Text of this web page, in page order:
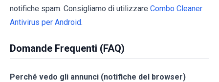
notifiche spam. Consigliamo di utilizzare Combo Cleaner
Antivirus per Android.
Domande Frequenti (FAQ)
Perché vedo gli annunci (notifiche del browser)